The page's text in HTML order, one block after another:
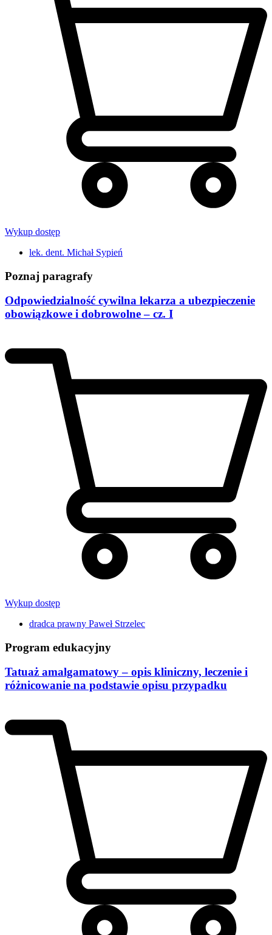
Wykup dostęp
lek. dent. Michał Sypień
Poznaj paragrafy
Odpowiedzialność cywilna lekarza a ubezpieczenie
obowiązkowe i dobrowolne – cz. I
Wykup dostęp
dradca prawny Paweł Strzelec
Program edukacyjny
Tatuaż amalgamatowy – opis kliniczny, leczenie i
różnicowanie na podstawie opisu przypadku